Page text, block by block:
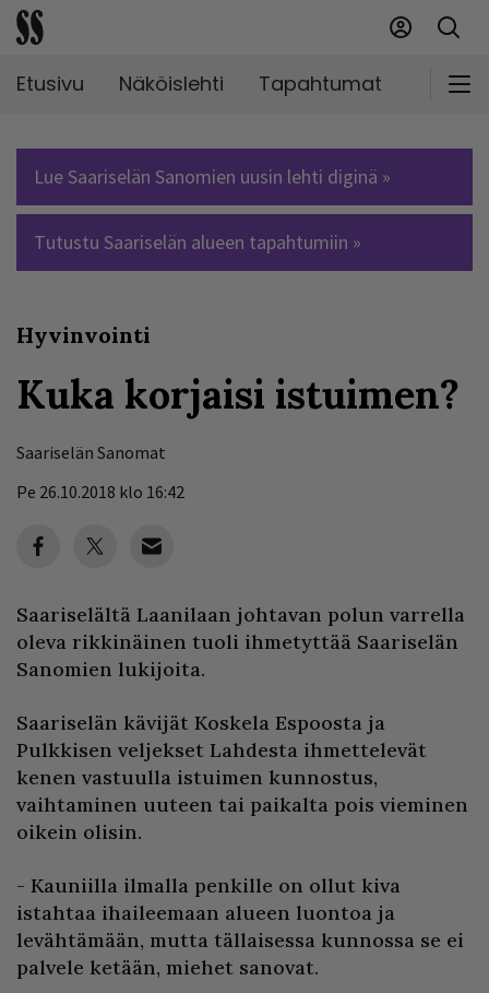
Etusivu Näköislehti Tapahtumat
Lue Saariselän Sanomien uusin lehti diginä »
Tutustu Saariselän alueen tapahtumiin »
Hyvinvointi
Kuka korjaisi istuimen?
Saariselän Sanomat
Pe 26.10.2018 klo 16:42
Saariselältä Laanilaan johtavan polun varrella
oleva rikkinäinen tuoli ihmetyttää Saariselän
Sanomien lukijoita.
Saariselän kävijät Koskela Espoosta ja
Pulkkisen veljekset Lahdesta ihmettelevät
kenen vastuulla istuimen kunnostus,
vaihtaminen uuteen tai paikalta pois vieminen
oikein olisin.
- Kauniilla ilmalla penkille on ollut kiva
istahtaa ihaileemaan alueen luontoa ja
levähtämään, mutta tällaisessa kunnossa se ei
palvele ketään, miehet sanovat.